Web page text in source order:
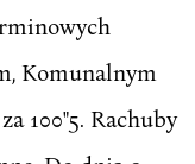
Komunalnym
100"5. Rachuby